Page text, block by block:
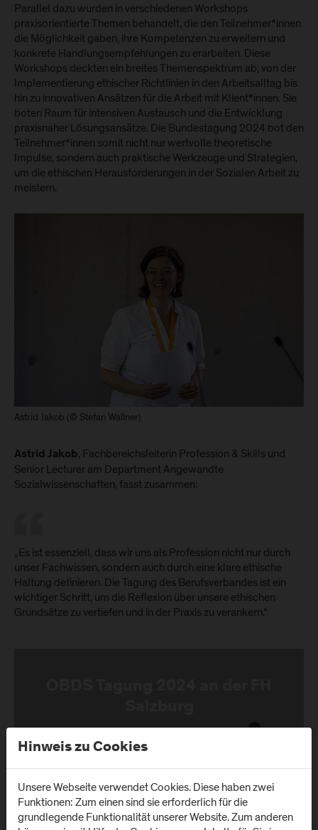
Parallel dazu wurden in verschiedenen Workshops
praxisorientierte Themen behandelt, die den Teilnehmer*innen
die Möglichkeit gaben, ihre Kompetenzen zu erweitern und
konkrete Handlungsempfehlungen zu erarbeiten. Diese
Workshops deckten ein breites Themenspektrum ab, von der
Implementierung ethischer Richtlinien in den Arbeitsalltag bis
hin zu innovativen Ansätzen für die Arbeit mit Klient*innen. Sie
boten Raum für intensiven Austausch und die Entwicklung
praxisnaher Lösungsansätze. Die Bundestagung 2024 bot den
Teilnehmer*innen somit nicht nur wertvolle theoretische
Impulse, sondern auch praktische Werkzeuge und Strategien,
um die ethischen Herausforderungen in der Sozialen Arbeit zu
meistern.
Astrid Jakob (© Stefan Wallner)
Astrid Jakob, Fachbereichsleiterin Profession & Skills und
Senior Lecturer am Department Angewandte
Sozialwissenschaften, fasst zusammen:
„Es ist essenziell, dass wir uns als Profession nicht nur durch
unser Fachwissen, sondern auch durch eine klare ethische
Haltung definieren. Die Tagung des Berufsverbandes ist ein
wichtiger Schritt, um die Reflexion über unsere ethischen
Grundsätze zu vertiefen und in der Praxis zu verankern.“
Zur Bildergalerie
Hinweis zu Cookies
Unsere Webseite verwendet Cookies. Diese haben zwei
Funktionen: Zum einen sind sie erforderlich für die
grundlegende Funktionalität unserer Website. Zum anderen